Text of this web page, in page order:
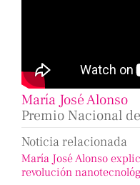
María José Alonso
Premio Nacional
Noticia relacionada
María José Alonso
revolución